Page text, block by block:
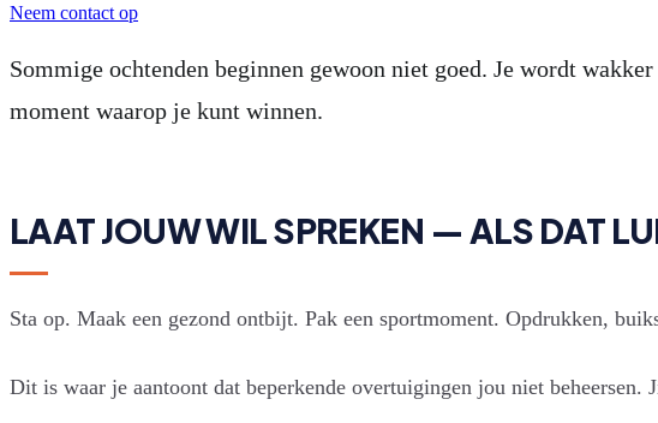
Neem contact op
Sommige ochtenden beginnen gewoon niet goed. Je wordt
moment waarop je kunt winnen.
LAAT JOUW WIL SPREKEN — ALS DAT
Sta op. Maak een gezond ontbijt. Pak een sportmoment. Opdrukken,
Dit is waar je aantoont dat beperkende overtuigingen jou niet beheersen.